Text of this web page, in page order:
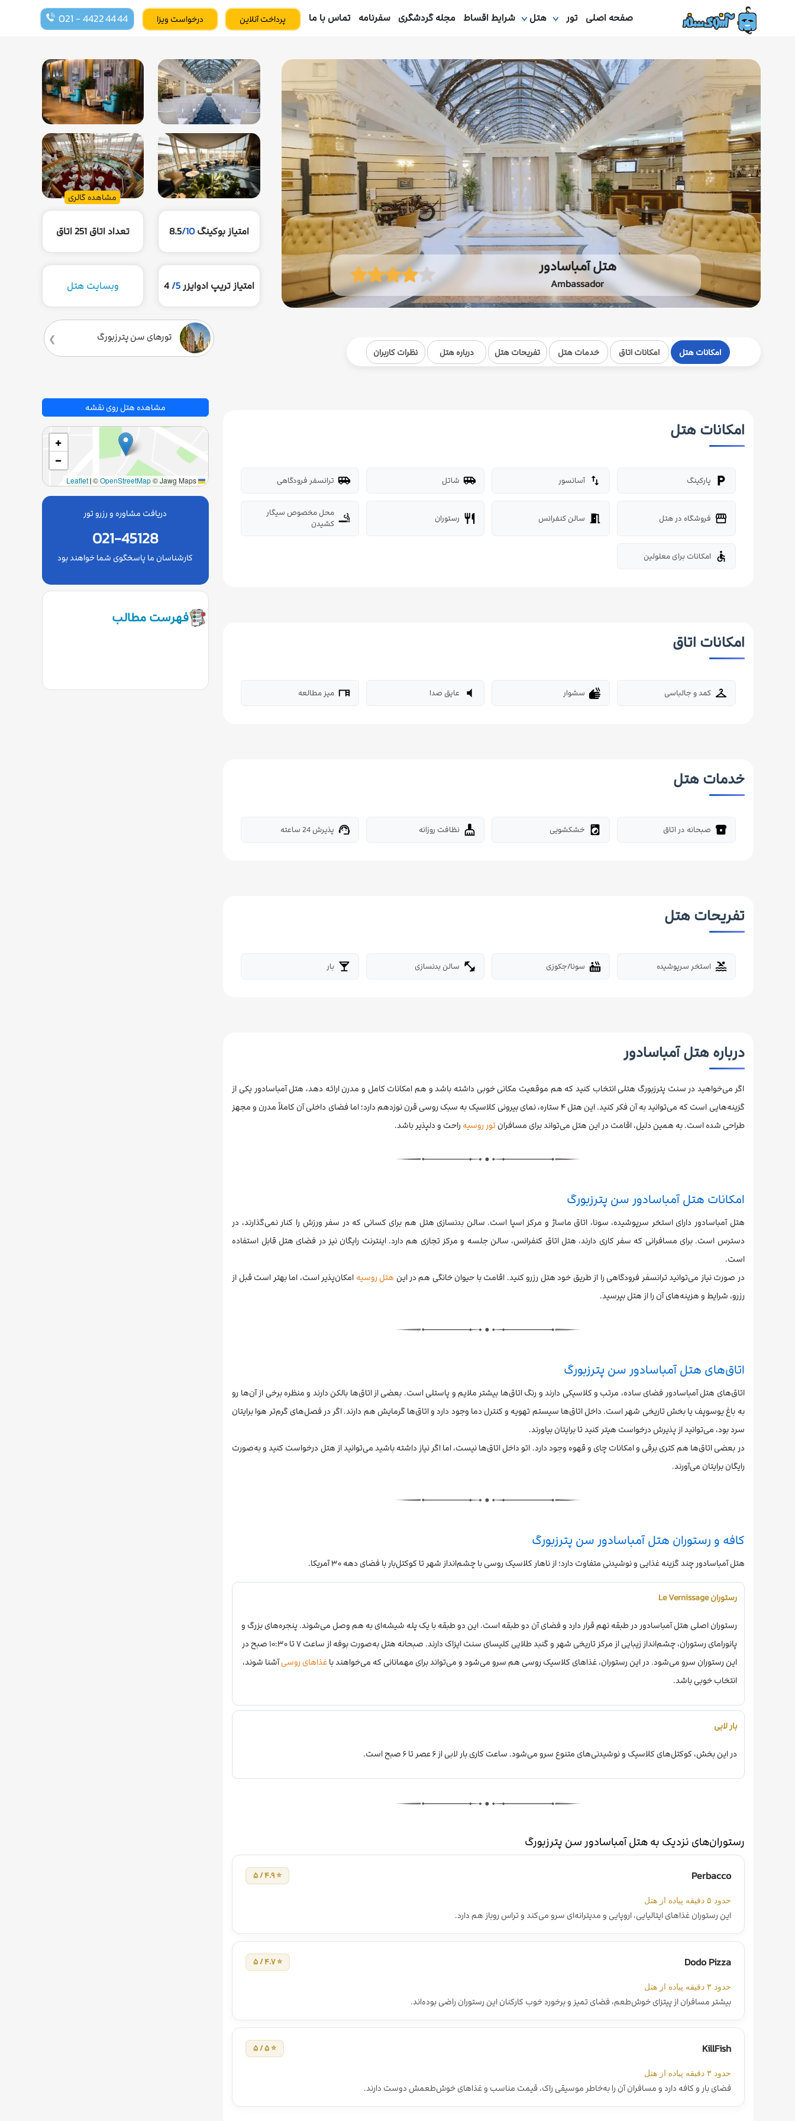
صفحه اصلی تور هتل شرایط اقساط مجله گردشگری سفرنامه تماس با ما درخواست ویزا 021 - 4422 44 44 پرداخت آنلاین
هتل آمباسادور
Ambassador
مشاهده گالری
امتیاز بوکینگ 8.5/10 تعداد اتاق251 اتاق
امتیاز تریپ ادوایزر5/
4 وبسایت هتل
تورهای سن‌ پترزبورگ
امکانات هتل امکانات اتاق خدمات هتل تفریحات هتل درباره هتل نظرات کاربران
امکانات هتل
local_parking پارکینگ import_export آسانسور airport_shuttle شاتل airport_shuttle ترانسفر فرودگاهی
storefront فروشگاه در هتل meeting_room سالن کنفرانس restaurant رستوران smoking_rooms محل مخصوص سیگار
کشیدن
accessible امکانات برای معلولین
امکانات اتاق
checkroom کمد و جالباسی dry سشوار volume_mute عایق صدا desk میز مطالعه
خدمات هتل
breakfast_dining صبحانه در اتاق local_laundry_service خشکشویی cleaning_services نظافت روزانه support_agent پذیرش 24 ساعته
تفریحات هتل
pool استخر سرپوشیده hot_tub سونا/جکوزی fitness_center سالن بدنسازی local_bar بار
درباره هتل آمباسادور
اگر می‌خواهید در سنت پترزبورگ هتلی انتخاب کنید که هم موقعیت مکانی خوبی داشته باشد و هم امکانات کامل و مدرن ارائه دهد، هتل آمباسادور یکی از
گزینه‌هایی است که می‌توانید به آن فکر کنید. این هتل ۴ ستاره، نمای بیرونی کلاسیک به سبک روسی قرن نوزدهم دارد؛ اما فضای داخلی آن کاملاً مدرن و مجهز
طراحی شده است. به همین دلیل، اقامت در این هتل می‌تواند برای مسافران تور روسیهراحت و دلپذیر باشد.
امکانات هتل آمباسادور سن پترزبورگ
هتل آمباسادور دارای استخر سرپوشیده، سونا، اتاق ماساژ و مرکز اسپا است. سالن بدنسازی هتل هم برای کسانی که در سفر ورزش را کنار نمی‌گذارند، در
دسترس است. برای مسافرانی که سفر کاری دارند، هتل اتاق کنفرانس، سالن جلسه و مرکز تجاری هم دارد. اینترنت رایگان نیز در فضای هتل قابل استفاده
است.
در صورت نیاز می‌توانید ترانسفر فرودگاهی را از طریق خود هتل رزرو کنید. اقامت با حیوان خانگی هم در این هتل روسیه امکان‌پذیر است، اما بهتر است قبل از
رزرو، شرایط و هزینه‌های آن را از هتل بپرسید.
اتاق‌های هتل آمباسادور سن پترزبورگ
اتاق‌های هتل آمباسادور فضای ساده، مرتب و کلاسیکی دارند و رنگ اتاق‌ها بیشتر ملایم و پاستلی است. بعضی از اتاق‌ها بالکن دارند و منظره برخی از آن‌ها رو
به باغ یوسوپف یا بخش تاریخی شهر است. داخل اتاق‌ها سیستم تهویه و کنترل دما وجود دارد و اتاق‌ها گرمایش هم دارند. اگر در فصل‌های گرم‌تر هوا برایتان
سرد بود، می‌توانید از پذیرش درخواست هیتر کنید تا برایتان بیاورند.
در بعضی اتاق‌ها هم کتری برقی و امکانات چای و قهوه وجود دارد. اتو داخل اتاق‌ها نیست، اما اگر نیاز داشته باشید می‌توانید از هتل درخواست کنید و به‌صورت
رایگان برایتان می‌آورند.
کافه و رستوران‌ هتل آمباسادور سن پترزبورگ
هتل آمباسادور چند گزینه غذایی و نوشیدنی متفاوت دارد؛ از ناهار کلاسیک روسی با چشم‌انداز شهر تا کوکتل‌بار با فضای دهه ۳۰ آمریکا.
رستوران Le Vernissage
رستوران اصلی هتل آمباسادور در طبقه نهم قرار دارد و فضای آن دو طبقه است. این دو طبقه با یک پله شیشه‌ای به هم وصل می‌شوند. پنجره‌های بزرگ و
پانورامای رستوران، چشم‌انداز زیبایی از مرکز تاریخی شهر و گنبد طلایی کلیسای سنت ایزاک دارند. صبحانه هتل به‌صورت بوفه از ساعت ۷ تا ۱۰:۳۰ صبح در
این رستوران سرو می‌شود. در این رستوران، غذاهای کلاسیک روسی هم سرو می‌شود و می‌تواند برای مهمانانی که می‌خواهند باغذاهای روسیآشنا شوند،
انتخاب خوبی باشد.
بار لابی
در این بخش، کوکتل‌های کلاسیک و نوشیدنی‌های متنوع سرو می‌شود. ساعت کاری بار لابی از ۶ عصر تا ۶ صبح است.
رستوران‌های نزدیک به هتل آمباسادور سن پترزبورگ
Perbacco
حدود ۵ دقیقه پیاده از هتل
این رستوران غذاهای ایتالیایی، اروپایی و مدیترانه‌ای سرو می‌کند و تراس روباز هم دارد.
⭐ ۴.۹ / ۵
Dodo Pizza
حدود ۳ دقیقه پیاده از هتل
بیشتر مسافران از پیتزای خوش‌طعم، فضای تمیز و برخورد خوب کارکنان این رستوران راضی بوده‌اند.
⭐ ۴.۷ / ۵
KillFish
حدود ۳ دقیقه پیاده از هتل
فضای بار و کافه دارد و مسافران آن را به‌خاطر موسیقی راک، قیمت مناسب و غذاهای خوش‌طعمش دوست دارند.
⭐ ۵ / ۵
مشاهده هتل روی نقشه
+
−
Leaflet
|©OpenStreetMap© Jawg Maps
دریافت مشاوره و رزرو تور
021-45128
کارشناسان ما پاسخگوی شما خواهند بود
فهرست مطالب